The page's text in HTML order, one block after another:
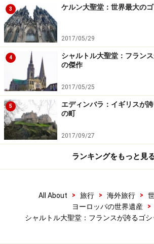
新するまったく新しい建築様式が発明
は、建物をより高くすると同時に壁を
に成功し、結果それまでの建築に比べ
り込むことに成功した。
ゴシック建築である。
※記事内容は執筆時点のものです。最新の内
い。
※海外を訪れる際には最新情報の入手に努め、
ホームページ」を確認するなど、安全確保に
ださい。
1/5
3 ケルン大聖堂：世界最大の
2017/05/29
4
シャルトル大聖堂：フラン
の傑作
2017/05/25
5
エディンバラ：イギリスが
の町
2017/09/27
ランキングをもっと見
All About > 旅行 > 海外旅行 >
ヨーロッパの世界遺産
>
シャルトル大聖堂：フランスが誇るゴ